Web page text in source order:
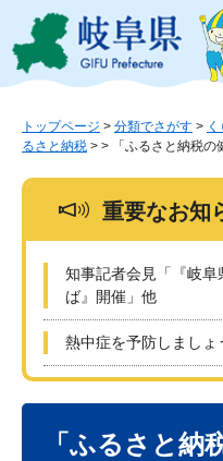
ジ
ュ
この
トップページ > 分類でさがす >
るさと納税 > > 「ふるさと納税
重要なお知
知事記者会見「『岐阜
ば』開催」他
熱中症を予防しましょ
「ふるさと納